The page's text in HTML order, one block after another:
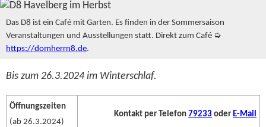
Das D8 ist ein Café mit Garten. Es finden in der Sommersaison
Veranstaltungen und Ausstellungen statt. Direkt zum Café ➭
https://domherrn8.de.
Bis zum 26.3.2024 im Winterschlaf.
Öffnungszeiten
(ab 26.3.2024)
Kontakt per Telefon 79233 oder E-Mail